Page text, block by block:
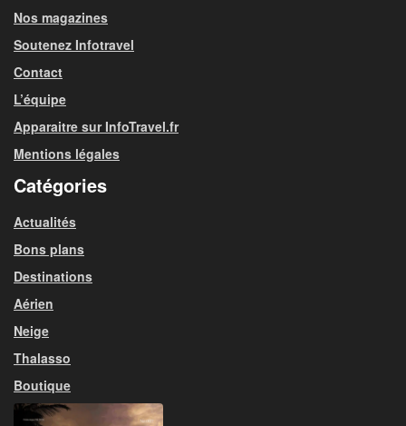
Nos magazines
Soutenez Infotravel
Contact
L’équipe
Apparaitre sur InfoTravel.fr
Mentions légales
Catégories
Actualités
Bons plans
Destinations
Aérien
Neige
Thalasso
Boutique